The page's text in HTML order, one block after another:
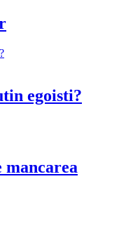
egoisti?
mancarea